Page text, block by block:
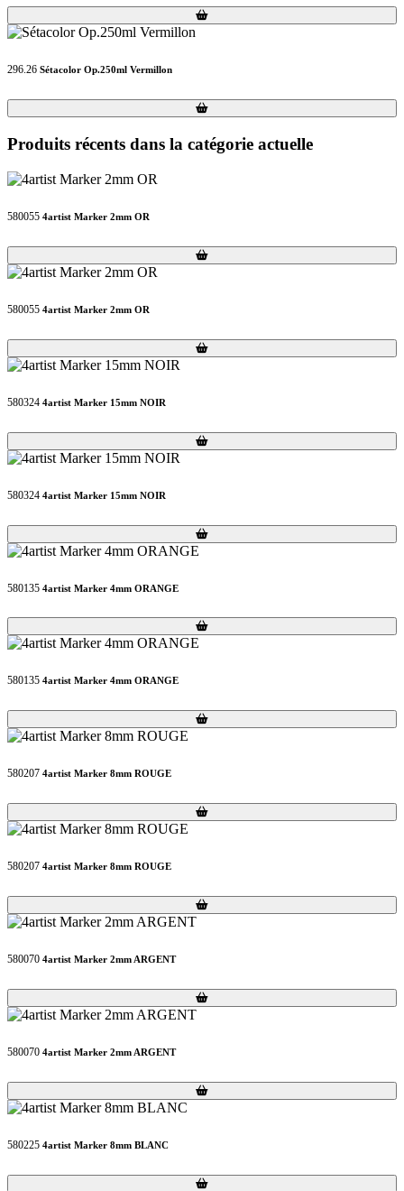
Loading...
Loading...
296.26 Sétacolor Op.250ml Vermillon
Loading...
Loading...
Produits récents dans la catégorie actuelle
580055 4artist Marker 2mm OR
Loading...
Loading...
580055 4artist Marker 2mm OR
Loading...
Loading...
580324 4artist Marker 15mm NOIR
Loading...
Loading...
580324 4artist Marker 15mm NOIR
Loading...
Loading...
580135 4artist Marker 4mm ORANGE
Loading...
Loading...
580135 4artist Marker 4mm ORANGE
Loading...
Loading...
580207 4artist Marker 8mm ROUGE
Loading...
Loading...
580207 4artist Marker 8mm ROUGE
Loading...
Loading...
580070 4artist Marker 2mm ARGENT
Loading...
Loading...
580070 4artist Marker 2mm ARGENT
Loading...
Loading...
580225 4artist Marker 8mm BLANC
Loading...
Loading...